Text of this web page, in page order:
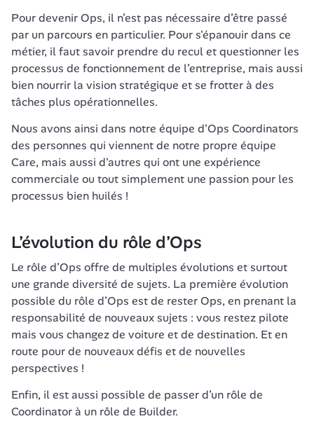
Pour devenir Ops, il n’est pas nécessaire d’être passé
par un parcours en particulier. Pour s'épanouir dans ce
métier, il faut savoir prendre du recul et questionner les
processus de fonctionnement de l’entreprise, mais aussi
bien nourrir la vision stratégique et se frotter à des
tâches plus opérationnelles.
Nous avons ainsi dans notre équipe d'Ops Coordinators
des personnes qui viennent de notre propre équipe
Care, mais aussi d'autres qui ont une expérience
commerciale ou tout simplement une passion pour les
processus bien huilés !
L’évolution du rôle d’Ops
Le rôle d’Ops offre de multiples évolutions et surtout
une grande diversité de sujets. La première évolution
possible du rôle d’Ops est de rester Ops, en prenant la
responsabilité de nouveaux sujets : vous restez pilote
mais vous changez de voiture et de destination. Et en
route pour de nouveaux défis et de nouvelles
perspectives !
Enfin, il est aussi possible de passer d’un rôle de
Coordinator à un rôle de Builder.